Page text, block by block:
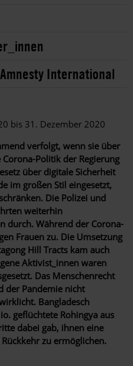
International
bis 31. Dezember 2020
verfolgt, wenn sie über
Politik der Regierung
über digitale Sicherheit
im großen Stil eingesetzt,
Die Polizei und
weiterhin
durch. Während der Corona-
Frauen zu. Die Umsetzung
Hill Tracts kam auch
Aktivist_innen waren
Das Menschenrecht
der Pandemie nicht
Bangladesch
geflüchtete Rohingya aus
dabei gab, ihnen eine
zu ermöglichen.